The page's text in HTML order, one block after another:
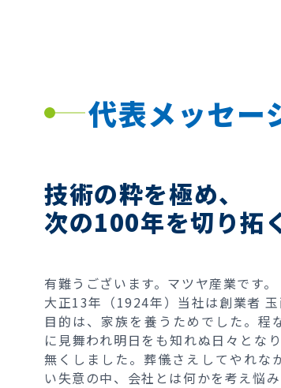
代表メッセー
技術の粋を極め、
次の100年を切り拓
有難うございます。マツヤ産業です。
大正13年（1924年）当社は創業者
目的は、家族を養うためでした。
に見舞われ明日をも知れぬ日々とな
無くしました。葬儀さえしてやれな
い失意の中、会社とは何かを考え悩み